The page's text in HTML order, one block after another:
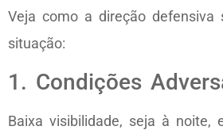
Veja como a direção defensiva
situação:
1. Condições
Baixa visibilidade, seja à noite,